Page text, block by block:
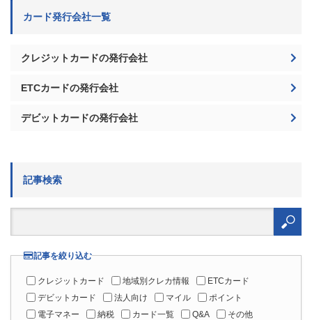
カード発行会社一覧
クレジットカードの発行会社
ETCカードの発行会社
デビットカードの発行会社
記事検索
検
記事を絞り込む
クレジットカード 地域別クレカ情報
ETCカード
デビットカード
法人向け マイル
ポイント
電子マネー
納税 カード一覧 Q&A その他